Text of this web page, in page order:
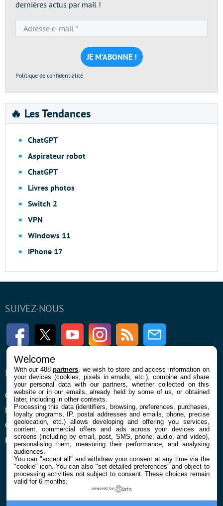
dernières actus par mail !
e-
mail
*
Politique de confidentialité
🔥 Les Tendances
ChatGPT
Aspirateur robot
ChatGPT
Livres photos
Switch 2
VPN
Windows 11
iPhone 17
SUIVEZ-NOUS
FacebookTwitter Youtube InstagramRSS Newsletter
ENTREPRISE
Qui sommes nous
Mentions légales et CGU
Confidentialité et Cookies
Préférences cookies
À PROPOS
La rédaction
Contact
Welcome
With our 488partners , we wish to store and access information on
your devices (cookies, pixels in emails, etc.), combine and share
your personal data with our partners, whether collected on this
website or in our emails, already held by some of us, or obtained
later, including in other contexts.
Processing this data (identifiers, browsing, preferences, purchases,
loyalty programs, IP, postal addresses and emails, phone, precise
geolocation, etc.) allows developing and offering you services,
content, commercial offers and ads across your devices and
screens (including by email, post, SMS, phone, audio, and video),
personalising them, measuring their performance, and analysing
audiences.
You can "accept all" and withdraw your consent at any time via the
"cookie" icon. You can also "set detailed preferences" and object to
processing activities not subject to consent. These choices remain
valid for 6 months.
powered by